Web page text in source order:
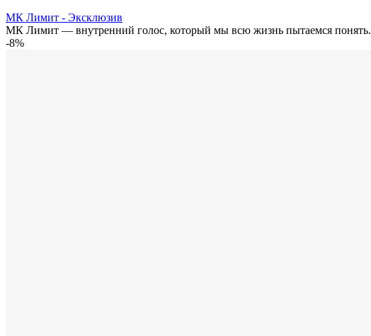
МК Лимит - Эксклюзив
МК Лимит — внутренний голос, который мы всю жизнь пытаемся понять.
-8%